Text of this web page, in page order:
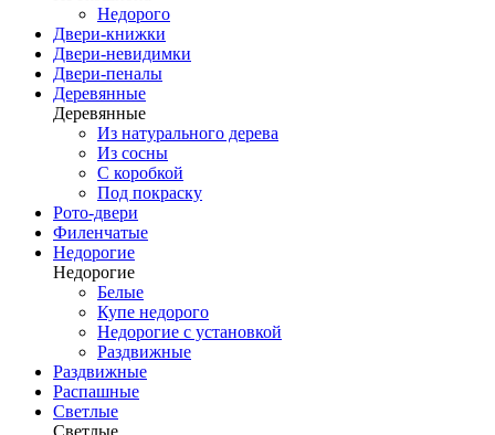
Недорого
Двери-книжки
Двери-невидимки
Двери-пеналы
Деревянные
Деревянные
Из натурального дерева
Из сосны
С коробкой
Под покраску
Рото-двери
Филенчатые
Недорогие
Недорогие
Белые
Купе недорого
Недорогие с установкой
Раздвижные
Раздвижные
Распашные
Светлые